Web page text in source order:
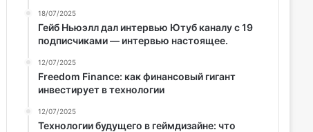
18/07/2025
Гейб Ньюэлл дал интервью Ютуб каналу с 19
подписчиками — интервью настоящее.
12/07/2025
Freedom Finance: как финансовый гигант
инвестирует в технологии
12/07/2025
Технологии будущего в геймдизайне: что